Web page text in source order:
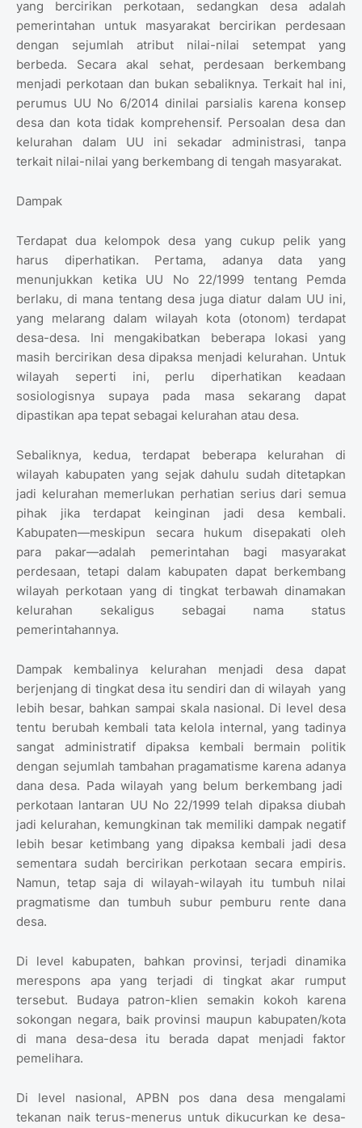
yang bercirikan perkotaan, sedangkan desa adalah
pemerintahan untuk masyarakat bercirikan perdesaan
dengan sejumlah atribut nilai-nilai setempat yang
berbeda. Secara akal sehat, perdesaan berkembang
menjadi perkotaan dan bukan sebaliknya. Terkait hal ini,
perumus UU No 6/2014 dinilai parsialis karena konsep
desa dan kota tidak komprehensif. Persoalan desa dan
kelurahan dalam UU ini sekadar administrasi, tanpa
terkait nilai-nilai yang berkembang di tengah masyarakat.
Dampak
Terdapat dua kelompok desa yang cukup pelik yang
harus diperhatikan. Pertama, adanya data yang
menunjukkan ketika UU No 22/1999 tentang Pemda
berlaku, di mana tentang desa juga diatur dalam UU ini,
yang melarang dalam wilayah kota (otonom) terdapat
desa-desa. Ini mengakibatkan beberapa lokasi yang
masih bercirikan desa dipaksa menjadi kelurahan. Untuk
wilayah seperti ini, perlu diperhatikan keadaan
sosiologisnya supaya pada masa sekarang dapat
dipastikan apa tepat sebagai kelurahan atau desa.
Sebaliknya, kedua, terdapat beberapa kelurahan di
wilayah kabupaten yang sejak dahulu sudah ditetapkan
jadi kelurahan memerlukan perhatian serius dari semua
pihak jika terdapat keinginan jadi desa kembali.
Kabupaten—meskipun secara hukum disepakati oleh
para pakar—adalah pemerintahan bagi masyarakat
perdesaan, tetapi dalam kabupaten dapat berkembang
wilayah perkotaan yang di tingkat terbawah dinamakan
kelurahan sekaligus sebagai nama status
pemerintahannya.
Dampak kembalinya kelurahan menjadi desa dapat
berjenjang di tingkat desa itu sendiri dan di wilayah yang
lebih besar, bahkan sampai skala nasional. Di level desa
tentu berubah kembali tata kelola internal, yang tadinya
sangat administratif dipaksa kembali bermain politik
dengan sejumlah tambahan pragamatisme karena adanya
dana desa. Pada wilayah yang belum berkembang jadi
perkotaan lantaran UU No 22/1999 telah dipaksa diubah
jadi kelurahan, kemungkinan tak memiliki dampak negatif
lebih besar ketimbang yang dipaksa kembali jadi desa
sementara sudah bercirikan perkotaan secara empiris.
Namun, tetap saja di wilayah-wilayah itu tumbuh nilai
pragmatisme dan tumbuh subur pemburu rente dana
desa.
Di level kabupaten, bahkan provinsi, terjadi dinamika
merespons apa yang terjadi di tingkat akar rumput
tersebut. Budaya patron-klien semakin kokoh karena
sokongan negara, baik provinsi maupun kabupaten/kota
di mana desa-desa itu berada dapat menjadi faktor
pemelihara.
Di level nasional, APBN pos dana desa mengalami
tekanan naik terus-menerus untuk dikucurkan ke desa-